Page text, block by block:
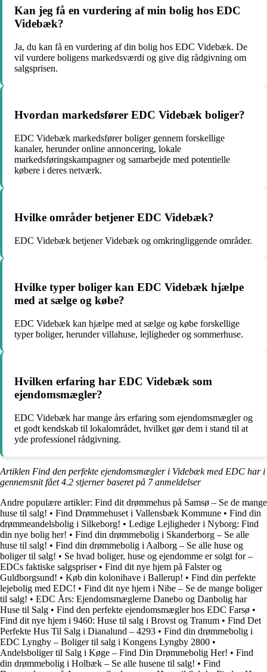
Kan jeg få en vurdering af min bolig hos EDC
Videbæk?
Ja, du kan få en vurdering af din bolig hos EDC Videbæk. De
vil vurdere boligens markedsværdi og give dig rådgivning om
salgsprisen.
Hvordan markedsfører EDC Videbæk boliger?
EDC Videbæk markedsfører boliger gennem forskellige
kanaler, herunder online annoncering, lokale
markedsføringskampagner og samarbejde med potentielle
købere i deres netværk.
Hvilke områder betjener EDC Videbæk?
EDC Videbæk betjener Videbæk og omkringliggende områder.
Hvilke typer boliger kan EDC Videbæk hjælpe
med at sælge og købe?
EDC Videbæk kan hjælpe med at sælge og købe forskellige
typer boliger, herunder villahuse, lejligheder og sommerhuse.
Hvilken erfaring har EDC Videbæk som
ejendomsmægler?
EDC Videbæk har mange års erfaring som ejendomsmægler og
et godt kendskab til lokalområdet, hvilket gør dem i stand til at
yde professionel rådgivning.
Artiklen Find den perfekte ejendomsmægler i Videbæk med EDC har i
gennemsnit fået4.2 stjerner baseret på 7anmeldelser
Andre populære artikler: Find dit drømmehus på Samsø – Se de mange
huse til salg! • Find Drømmehuset i Vallensbæk Kommune • Find din
drømmeandelsbolig i Silkeborg! • Ledige Lejligheder i Nyborg: Find
din nye bolig her! • Find din drømmebolig i Skanderborg – Se alle
huse til salg! • Find din drømmebolig i Aalborg – Se alle huse og
boliger til salg! • Se hvad boliger, huse og ejendomme er solgt for –
EDCs faktiske salgspriser• Find dit nye hjem på Falster og
Guldborgsund! • Køb din kolonihave i Ballerup! • Find din perfekte
lejebolig med EDC! • Find dit nye hjem i Nibe – Se de mange boliger
til salg! • EDC Års: Ejendomsmæglerne Danebo og Danbolig har
Huse til Salg • Find den perfekte ejendomsmægler hos EDC Farsø •
Find dit nye hjem i 9460: Huse til salg i Brovst og Tranum • Find Det
Perfekte Hus Til Salg i Dianalund – 4293 • Find din drømmebolig i
EDC Lyngby – Boliger til salg i Kongens Lyngby 2800 •
Andelsboliger til Salg i Køge – Find Din Drømmebolig Her! • Find
din drømmebolig i Holbæk – Se alle husene til salg! • Find